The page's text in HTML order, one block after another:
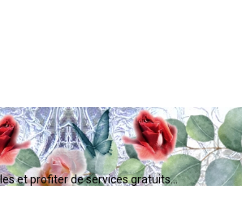
et profiter de services gratuits...